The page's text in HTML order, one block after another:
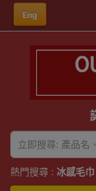
Eng
熱門搜尋 : 冰感毛巾